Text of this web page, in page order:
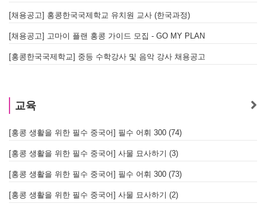
[채용공고] 홍콩한국국제학교 유치원 교사 (한국과정)
[채용공고] 고마이 플랜 홍콩 가이드 모집 - GO MY PLAN
[홍콩한국국제학교] 중등 수학강사 및 음악 강사 채용공고
교육
[홍콩 생활을 위한 필수 중국어] 필수 어휘 300 (74)
[홍콩 생활을 위한 필수 중국어] 사물 묘사하기 (3)
[홍콩 생활을 위한 필수 중국어] 필수 어휘 300 (73)
[홍콩 생활을 위한 필수 중국어] 사물 묘사하기 (2)